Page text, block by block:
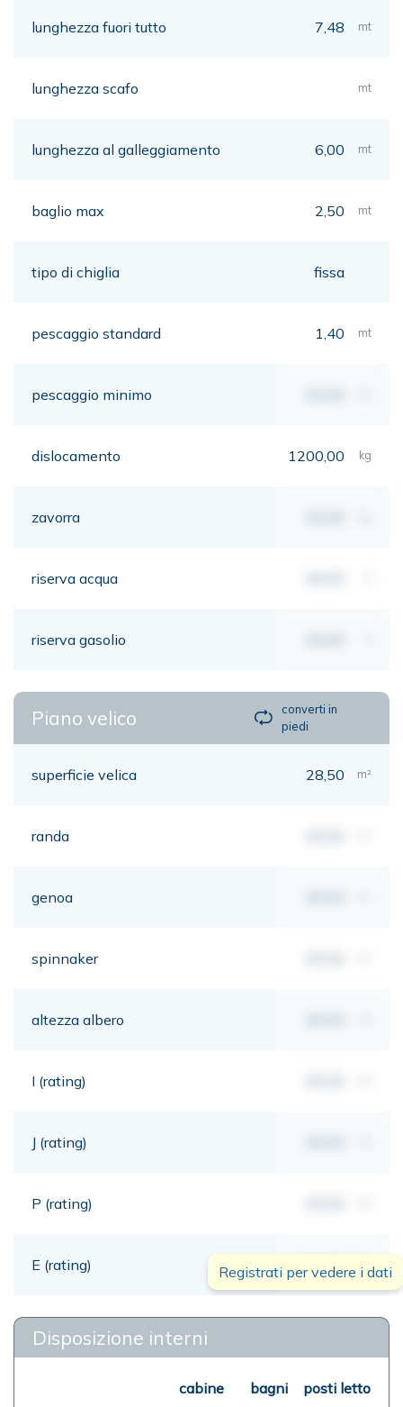
lunghezza fuori tutto 7,48 mt
lunghezza scafo mt
lunghezza al galleggiamento 6,00 mt
baglio max 2,50 mt
tipo di chiglia fissa
pescaggio standard 1,40 mt
pescaggio minimo
dislocamento 1200,00 kg
zavorra
riserva acqua
riserva gasolio
Piano velico
converti in
piedi
superficie velica 28,50 m²
randa
genoa
spinnaker
altezza albero
I (rating)
J (rating)
P (rating)
E (rating) 00,00 mt
Registrati per vedere i dati
Disposizione interni
cabine bagni posti letto